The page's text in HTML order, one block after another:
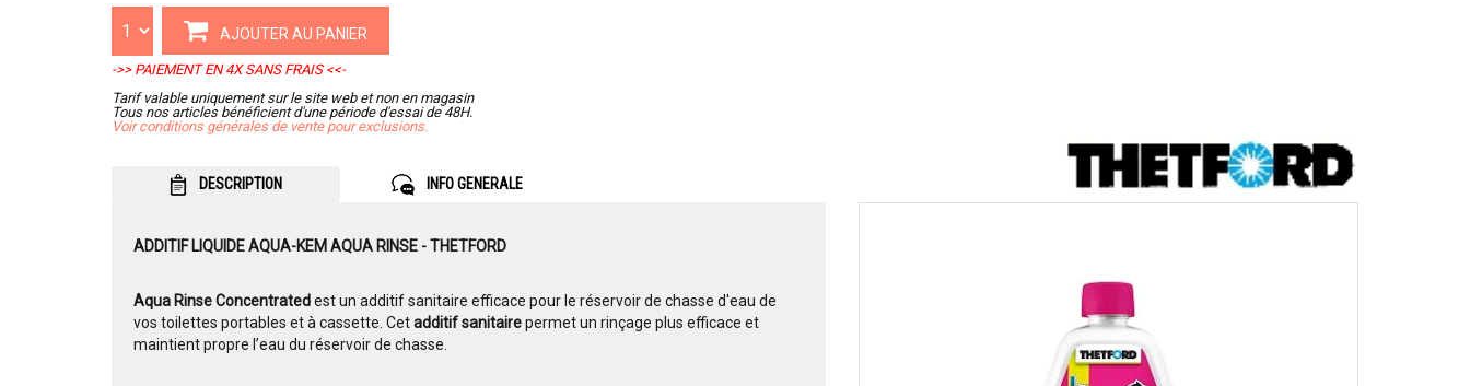
AJOUTER AU PANIER
->> PAIEMENT EN 4X SANS FRAIS <<-
Tarif valable uniquement sur le site web et non en magasin
Tous nos articles bénéficient d'une période d'essai de 48H.
Voir conditions générales de vente pour exclusions.
DESCRIPTION INFO GENERALE
ADDITIF LIQUIDE AQUA-KEM AQUA RINSE - THETFORD
Aqua Rinse Concentratedest un additif sanitaire efficace pour le réservoir de chasse d'eau de
vos toilettes portables et à cassette. Cetadditif sanitairepermet un rinçage plus efficace et
maintient propre l’eau du réservoir de chasse.